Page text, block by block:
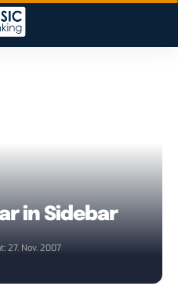
in Sidebar
27. Nov. 2007